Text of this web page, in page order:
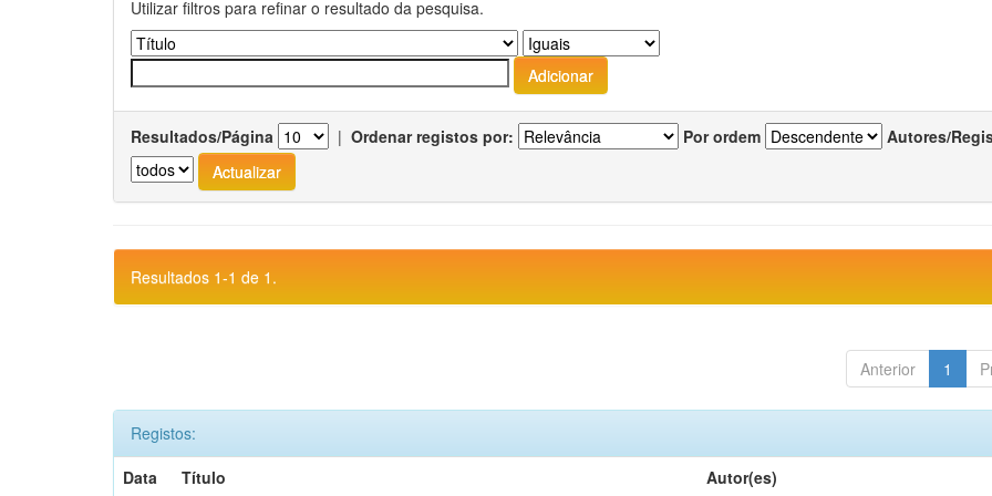
Utilizar filtros para refinar o resultado da pesquisa.
Resultados/Página | Ordenar registos por: Por ordem Autores/
Resultados 1-1 de 1.
Anterior 1
Registos:
Data
Título Autor(es)